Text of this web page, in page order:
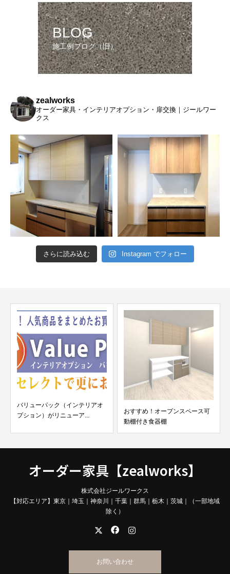
BLOG
施工例ブログ（旧）
zealworks
オーダー家具・インテリアオプション・扉交換｜ジールワー
クス
さらに読み込む Instagram でフォロー
バリューパック（インテリアオ
プション）がリニューア...
おすすめ！オープンスペース可
動棚付き食器棚
オーダー家具【zealworks】
株式会社ジールワークス
【対応エリア】東京｜埼玉｜神奈川｜千葉｜群馬｜栃木｜茨城｜（一部地域
除く）
お問い合わせ